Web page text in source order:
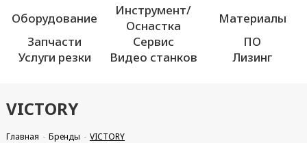
Оборудование
Инструмент/
Оснастка
Материалы
Запчасти
Сервис
ПО
Услуги резки
Видео станков Лизинг
VICTORY
Главная Бренды VICTORY